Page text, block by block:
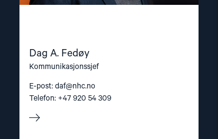
Dag A. Fedøy
Kommunikasjonssjef
E-post: daf@nhc.no
Telefon: +47 920 54 309